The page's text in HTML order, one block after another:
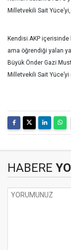
Milletvekili Sait
Kendisi AKP
ama öğrendiği yalan
Büyük Önder Gazi
Milletvekili Sait Yüce’yi
HABERE